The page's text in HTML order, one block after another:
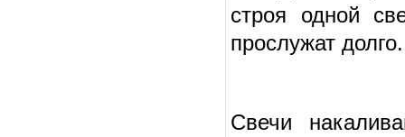
строя одной
прослужат долго.
Свечи